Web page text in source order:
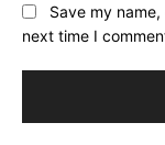
Save my
next time I